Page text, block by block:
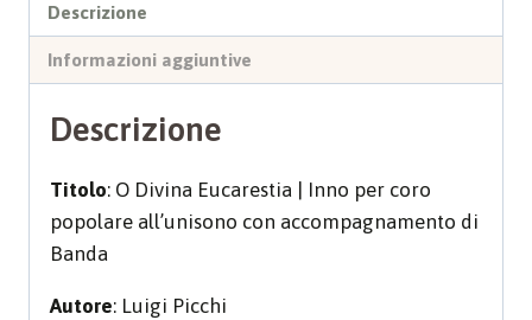
Descrizione
Informazioni aggiuntive
Descrizione
Titolo: O Divina Eucarestia | Inno per coro
popolare all’unisono con accompagnamento di
Banda
Autore: Luigi Picchi